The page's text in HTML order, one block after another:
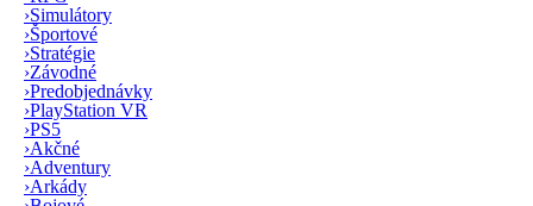
›Simulátory
›Športové
›Stratégie
›Závodné
›Predobjednávky
›PlayStation VR
›PS5
›Akčné
›Adventury
›Arkády